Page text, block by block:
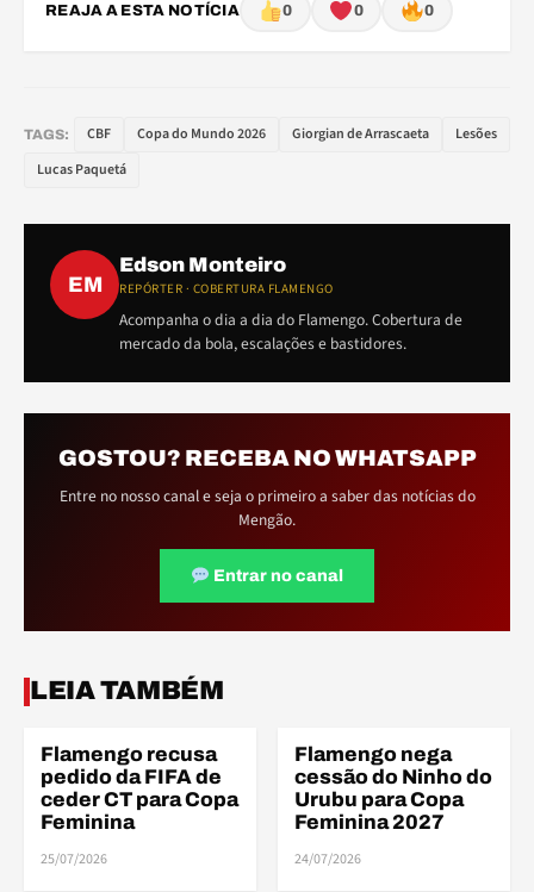
REAJA A ESTA NOTÍCIA 0 0 0
TAGS: CBF Copa do Mundo 2026 Giorgian de Arrascaeta
Lesões
Lucas Paquetá
EM
Edson Monteiro
REPÓRTER · COBERTURA FLAMENGO
Acompanha o dia a dia do Flamengo. Cobertura de
mercado da bola, escalações e bastidores.
GOSTOU? RECEBA NO WHATSAPP
Entre no nosso canal e seja o primeiro a saber das notícias do
Mengão.
Entrar no canal
LEIA TAMBÉM
COPA DO MUNDO
Flamengo recusa
pedido da FIFA de
ceder CT para Copa
Feminina
25/07/2026
COPA DO MUNDO
Flamengo nega
cessão do Ninho do
Urubu para Copa
Feminina 2027
24/07/2026